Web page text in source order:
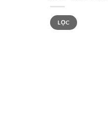
Giá
tối
thiểu
Giá
tối
đa
LỌC